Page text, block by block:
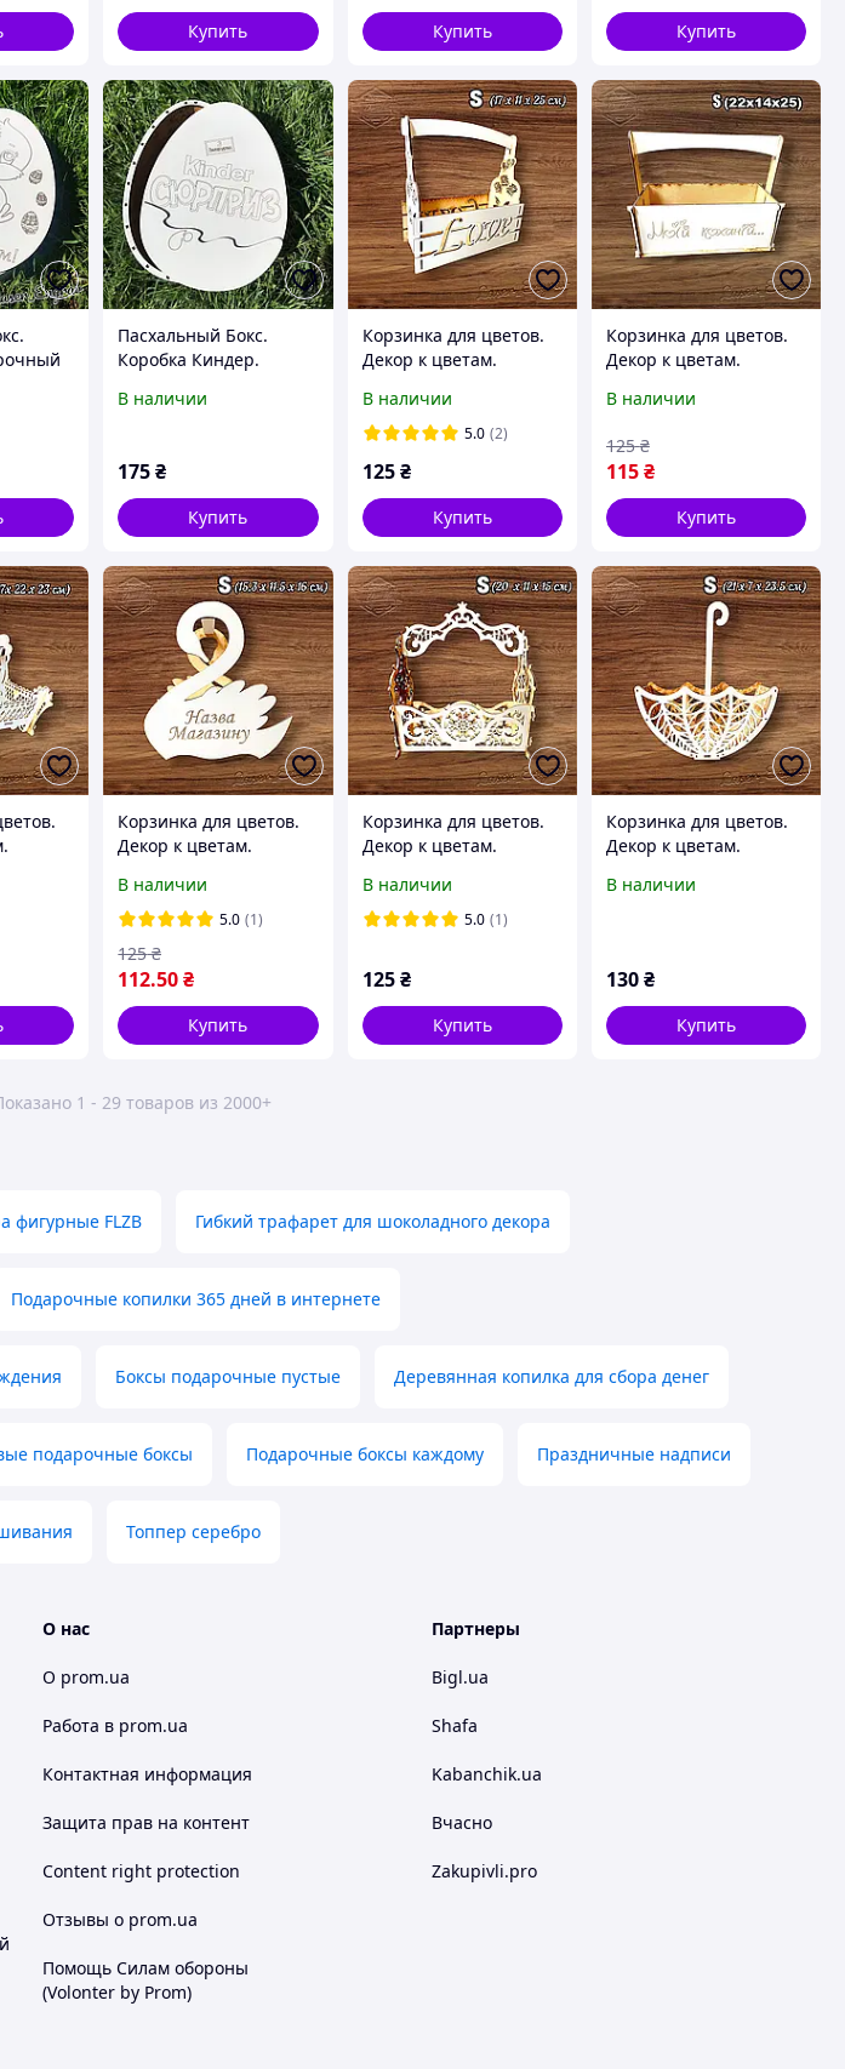
Купить Купить Купить
Пасхальный Бокс.
Коробка Киндер.
В наличии
175₴
Купить
Корзинка для цветов.
Декор к цветам.
№2 (S)
В наличии
5.0 (2)
125 ₴
Купить
Корзинка для цветов.
Декор к цветам.
№11 (S)
В наличии
115₴
125 ₴
Купить
Корзинка для цветов.
Декор к цветам.
№6 (S)
В наличии
5.0 (1)
112.50₴
125 ₴
Купить
Корзинка для цветов.
Декор к цветам.
№9 (S)
В наличии
5.0 (1)
125 ₴
Купить
Корзинка для цветов.
Декор к цветам.
№5 (S)
В наличии
130₴
Купить
1 - 29 товаров из 2000+
фигурные FLZB Гибкий трафарет для шоколадного декора
Подарочные копилки 365 дней в интернете
Боксы подарочные пустые Деревянная копилка для сбора денег
подарочные боксы Подарочные боксы каждому Праздничные надписи
Топпер серебро
О нас
О prom.ua
Работа в prom.ua
Контактная информация
Защита прав на контент
Content right protection
Отзывы о prom.ua
Помощь Силам обороны
(Volonter by Prom)
Партнеры
Bigl.ua
Shafa
Kabanchik.ua
Вчасно
Zakupivli.pro